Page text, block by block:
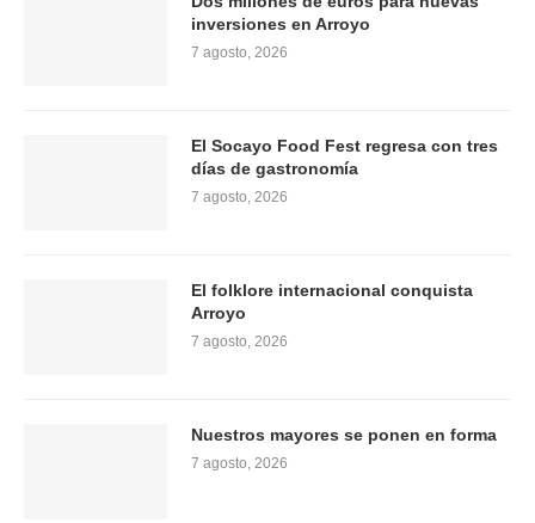
inversiones en Arroyo
7 agosto, 2026
El Socayo Food Fest regresa con tres
días de gastronomía
7 agosto, 2026
El folklore internacional conquista
Arroyo
7 agosto, 2026
Nuestros mayores se ponen en forma
7 agosto, 2026